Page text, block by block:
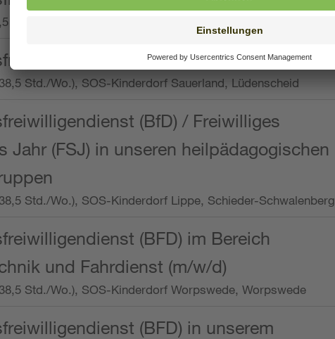
Stunden pro Woche), SOS-Kinderdorf Düsseldorf
Std./Wo.), SOS-Kinderdorf Sauerland, Lüdenscheid
(BfD) / Freiwilliges
Jahr (FSJ) in unseren heilpädagogischen
Std./Wo.), SOS-Kinderdorf Lippe, Schieder-Schwalenberg
(BFD) im Bereich
und Fahrdienst (m/w/d)
Std./Wo.), SOS-Kinderdorf Worpswede, Worpswede
(BFD) in unserem